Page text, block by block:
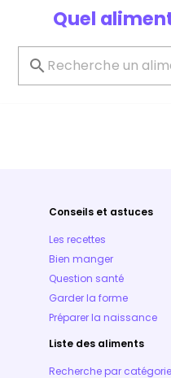
Quel
Conseils et astuces
Les recettes
Bien manger
Question santé
Garder la forme
Préparer la naissance
Liste des aliments
Recherche par catégorie